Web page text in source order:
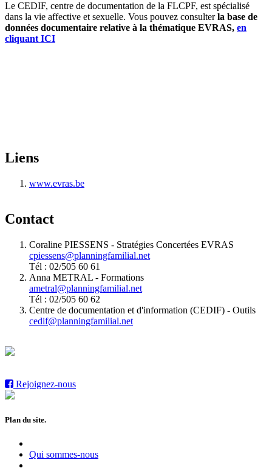
Le CEDIF, centre de documentation de la FLCPF, est spécialisé
dans la vie affective et sexuelle. Vous pouvez consulterla base de
données documentaire relative à la thématique EVRAS, en
cliquant ICI
Liens
www.evras.be
Contact
Coraline PIESSENS - Stratégies Concertées EVRAS
cpiessens@planningfamilial.net
Tél : 02/505 60 61
Anna METRAL - Formations
ametral@planningfamilial.net
Tél : 02/505 60 62
Centre de documentation et d'information (CEDIF) - Outils
cedif@planningfamilial.net
Rejoignez-nous
Plan du site.
Qui sommes-nous